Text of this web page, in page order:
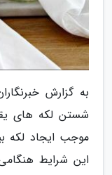
شستن لکه های
موجب ایجاد لکه
این شرایط